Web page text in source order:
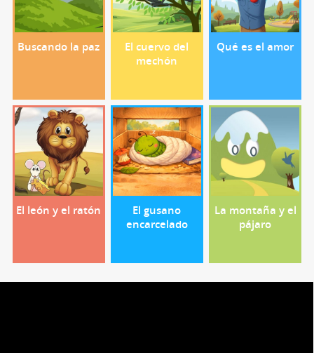
Buscando la paz
El cuervo del
mechón
Qué es el amor
El león y el ratón
El gusano
encarcelado
La montaña y el
pájaro